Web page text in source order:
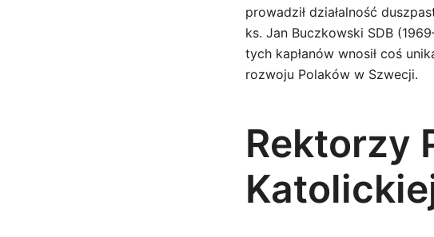
prowadził działalność
ks. Jan Buczkowski SDB
tych kapłanów wnosił coś
rozwoju Polaków w Szwecji.
Rektorzy